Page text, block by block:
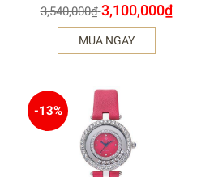
3,540,000₫ 3,100,000₫
MUA NGAY
-13%